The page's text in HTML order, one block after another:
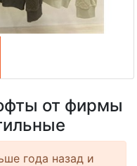
от фирмы
года назад и